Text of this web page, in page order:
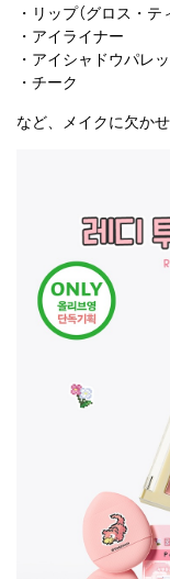
・リップ（グロス・テ
・アイライナー
・アイシャドウパレ
・チーク
など、メイクに欠か